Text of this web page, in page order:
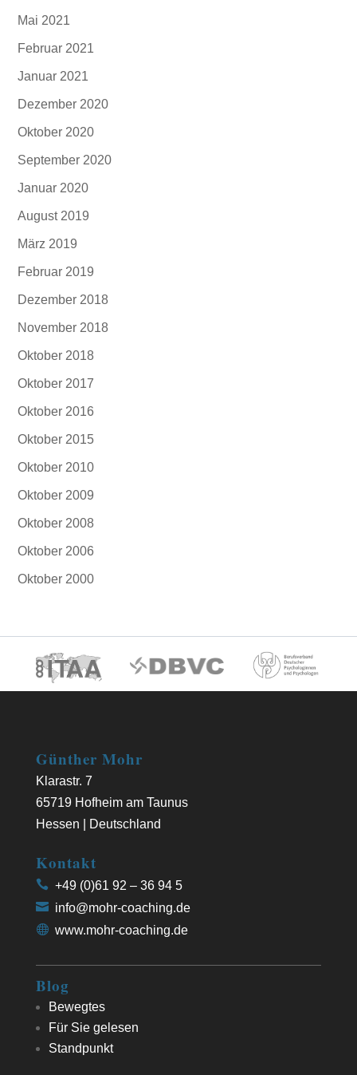
Mai 2021
Februar 2021
Januar 2021
Dezember 2020
Oktober 2020
September 2020
Januar 2020
August 2019
März 2019
Februar 2019
Dezember 2018
November 2018
Oktober 2018
Oktober 2017
Oktober 2016
Oktober 2015
Oktober 2010
Oktober 2009
Oktober 2008
Oktober 2006
Oktober 2000
Günther Mohr
Klarastr. 7
65719 Hofheim am Taunus
Hessen | Deutschland
Kontakt
+49 (0)61 92 – 36 94 5
info@mohr-coaching.de
www.mohr-coaching.de
Blog
Bewegtes
Für Sie gelesen
Standpunkt